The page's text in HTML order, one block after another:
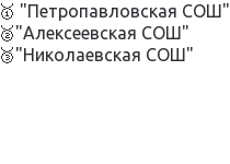
🥇 "Петропавловская СОШ"
🥈"Алексеевская СОШ"
🥉"Николаевская СОШ"